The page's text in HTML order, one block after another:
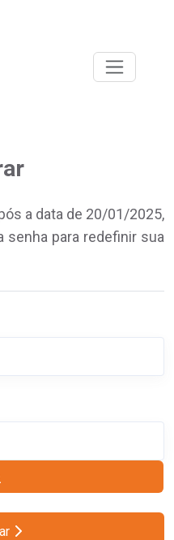
a data de 20/01/2025,
senha para redefinir sua